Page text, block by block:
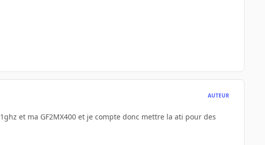
AUTEUR
et ma GF2MX400 et je compte donc mettre la ati pour des